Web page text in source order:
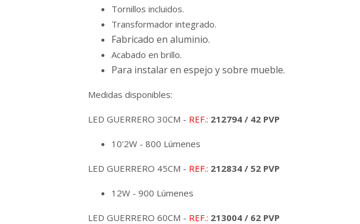
Tornillos incluidos.
Transformador integrado.
Fabricado en aluminio.
Acabado en brillo.
Para instalar en espejo y sobre mueble.
Medidas disponibles:
LED GUERRERO 30CM - REF.: 212794 / 42 PVP
10'2W - 800 Lúmenes
LED GUERRERO 45CM - REF.: 212834 / 52 PVP
12W - 900 Lúmenes
LED GUERRERO 60CM - REF.: 213004 / 62 PVP